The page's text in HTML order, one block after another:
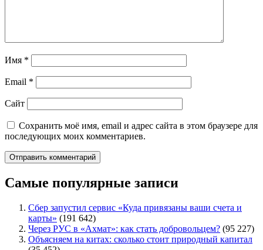
Имя *
Email *
Сайт
Сохранить моё имя, email и адрес сайта в этом браузере для
последующих моих комментариев.
Самые популярные записи
Сбер запустил сервис «Куда привязаны ваши счета и
карты» (191 642)
Через РУС в «Ахмат»: как стать добровольцем? (95 227)
Объясняем на китах: сколько стоит природный капитал